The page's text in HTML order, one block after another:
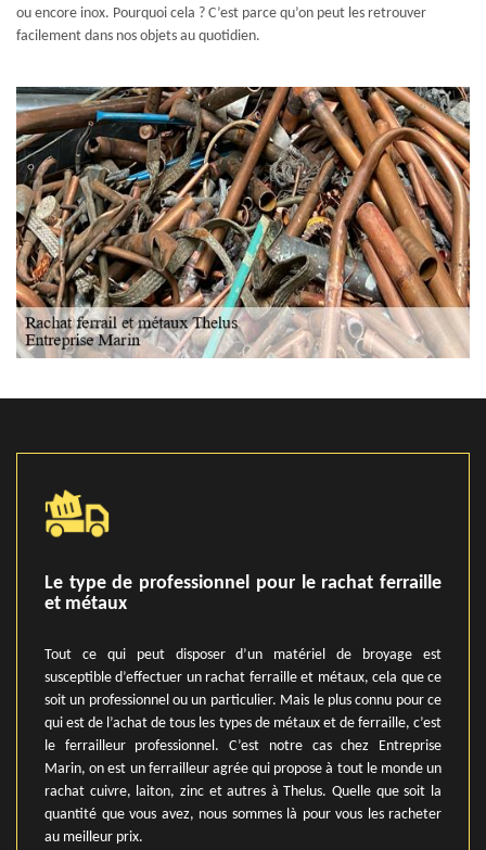
ou encore inox. Pourquoi cela ? C’est parce qu’on peut les retrouver
facilement dans nos objets au quotidien.
Le type de professionnel pour le rachat ferraille
et métaux
Tout ce qui peut disposer d’un matériel de broyage est
susceptible d’effectuer un rachat ferraille et métaux, cela que ce
soit un professionnel ou un particulier. Mais le plus connu pour ce
qui est de l’achat de tous les types de métaux et de ferraille, c’est
le ferrailleur professionnel. C’est notre cas chez Entreprise
Marin, on est un ferrailleur agrée qui propose à tout le monde un
rachat cuivre, laiton, zinc et autres à Thelus. Quelle que soit la
quantité que vous avez, nous sommes là pour vous les racheter
au meilleur prix.